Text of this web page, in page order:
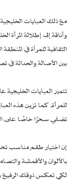
مع ذلك العبايات
وأناقة إلى إطلالة المرأة
الثقافية للمرأة في
بين الأصالة والحداثة في
تتميز العبايات الخليجية
للمرأة, كما تزين هذه
تضفي سحرًا خاصًا على
إن اختيار طقم مناسب تحت
بالألوان والأقمشة
لكي تعكس ذوقك الرفيع